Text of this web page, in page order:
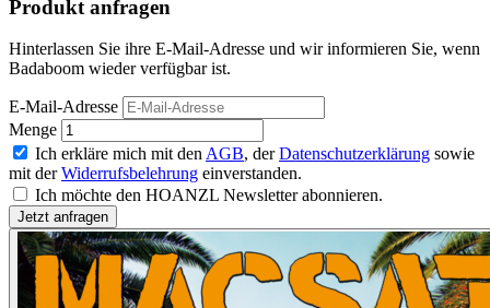
Produkt anfragen
Hinterlassen Sie ihre E-Mail-Adresse und wir informieren Sie, wenn
Badaboom wieder verfügbar ist.
E-Mail-Adresse
Menge
Ich erkläre mich mit den AGB, derDatenschutzerklärung sowie
mit derWiderrufsbelehrung einverstanden.
Ich möchte den HOANZL Newsletter abonnieren.